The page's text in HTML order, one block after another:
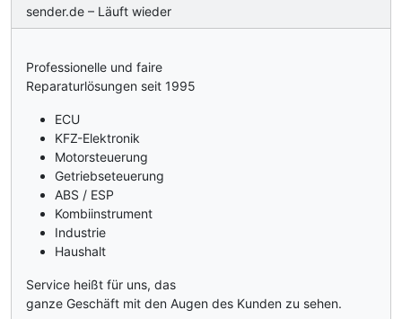
sender.de – Läuft wieder
Professionelle und faire
Reparaturlösungen seit 1995
ECU
KFZ-Elektronik
Motorsteuerung
Getriebseteuerung
ABS / ESP
Kombiinstrument
Industrie
Haushalt
Service heißt für uns, das
ganze Geschäft mit den Augen des Kunden zu sehen.